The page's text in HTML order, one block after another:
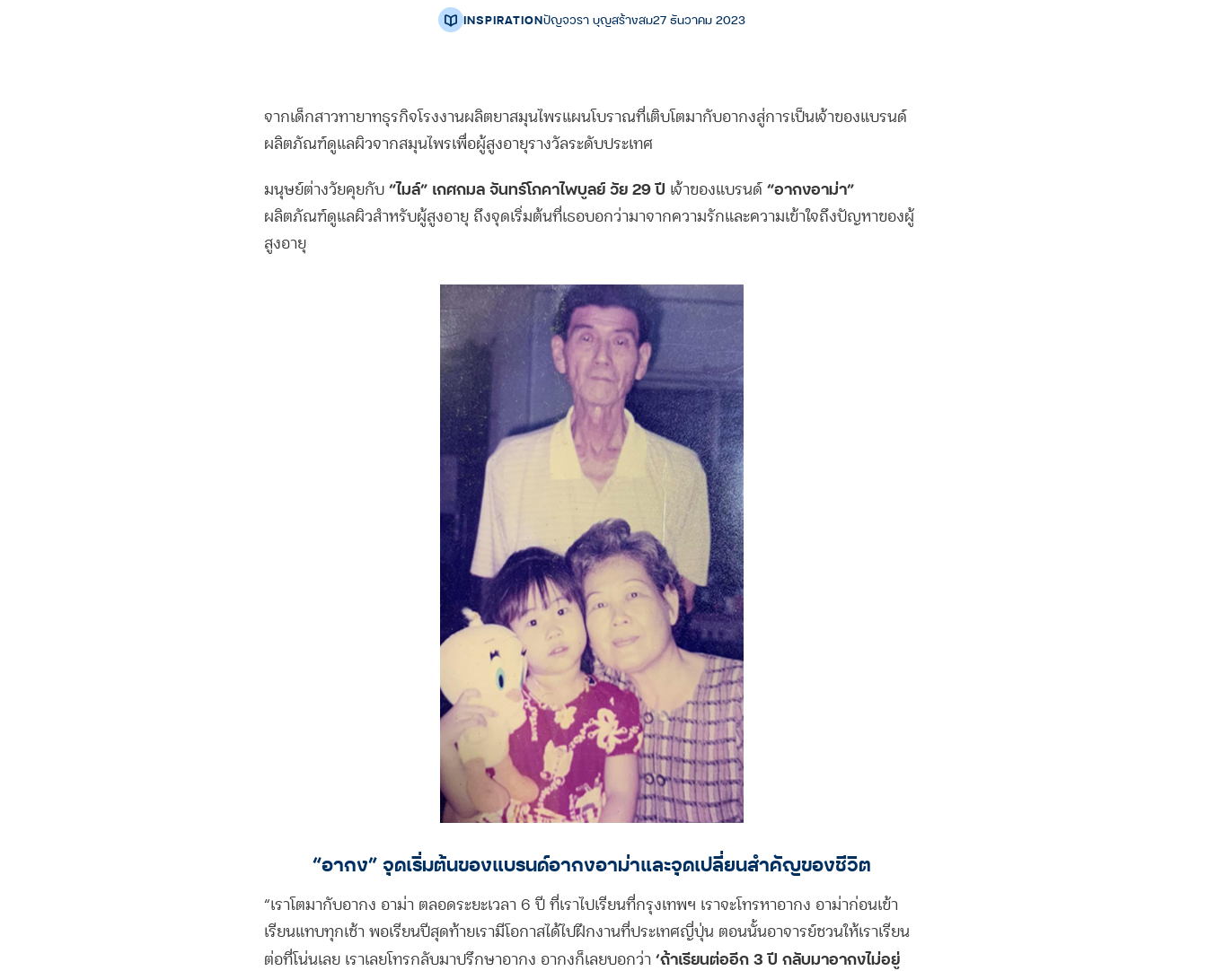
INSPIRATIONปัญจวรา บุญสร้างสม27 ธันวาคม 2023
จากเด็กสาวทายาทธุรกิจ โรงงานผลิตยาสมุนไพรแผนโบราณที่เติบโตมากับอากงสู่การเป็นเจ้าของแบรนด์
ผลิตภัณฑ์ดูแลผิวจากสมุนไพรเพื่อผู้สูงอายุรางวัลระดับประเทศ
มนุษย์ต่างวัยคุยกับ “ไมล์” เกศกมล จันทร์โภคาไพบูลย์ วัย 29 ปี เจ้าของแบรนด์ “อากงอาม่า”
ผลิตภัณฑ์ดูแลผิวสำหรับผู้สูงอายุ ถึงจุดเริ่มต้นที่เธอบอกว่ามาจากความรักและความเข้าใจถึงปัญหาของผู้
สูงอายุ
“อากง” จุดเริ่มต้นของแบรนด์อากงอาม่าและจุดเปลี่ยนสำคัญของชีวิต
“เราโตมากับอากง อาม่า ตลอดระยะเวลา 6 ปี ที่เราไปเรียนที่กรุงเทพฯ เราจะโทรหาอากง อาม่าก่อนเข้า
เรียนแทบทุกเช้า พอเรียนปีสุดท้ายเรามีโอกาสได้ไปฝึกงานที่ประเทศญี่ปุ่น ตอนนั้นอาจารย์ชวนให้เราเรียน
ต่อที่โน่นเลย เราเลยโทรกลับมาปรึกษาอากง อากงก็เลยบอกว่า ‘ถ้าเรียนต่ออีก 3 ปี กลับมาอากงไม่อยู่